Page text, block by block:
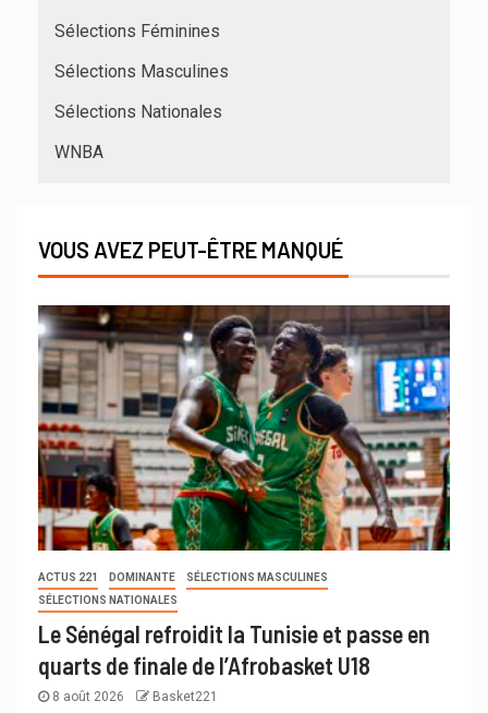
Sélections Féminines
Sélections Masculines
Sélections Nationales
WNBA
VOUS AVEZ PEUT-ÊTRE MANQUÉ
ACTUS 221 DOMINANTE
SÉLECTIONS MASCULINES
SÉLECTIONS NATIONALES
Le Sénégal refroidit la Tunisie et passe en
quarts de finale de l’Afrobasket U18
8 août 2026 Basket221